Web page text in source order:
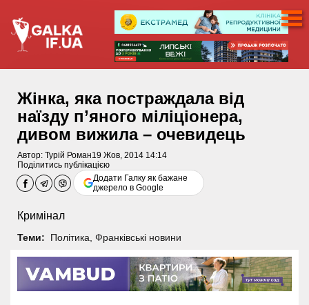
Жінка, яка постраждала від
наїзду п’яного міліціонера,
дивом вижила – очевидець
Автор: Турій Роман19 Жов, 2014 14:14
Поділитись публікацією
Додати Галку як бажане
джерело в Google
Кримінал
Теми: Політика Франківські новини